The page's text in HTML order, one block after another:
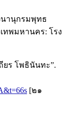
นานุกรมพุทธ
ทพมหานคร: โรง
ยร โพธินันทะ”.
[๒๑